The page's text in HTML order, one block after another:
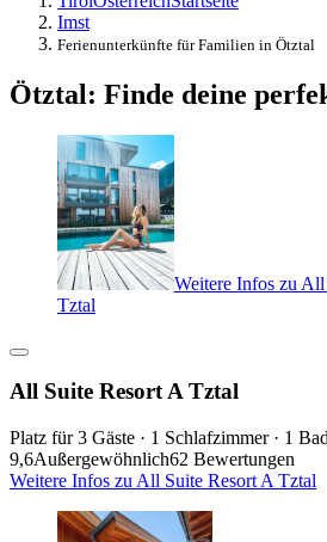
Imst
Ferienunterkünfte für Familien in Ötztal
Ötztal: Finde deine
Weitere Infos zu
Tztal
All Suite Resort A Tztal
Platz für 3 Gäste · 1 Schlafzimmer · 1
9,6Außergewöhnlich62 Bewertungen
Weitere Infos zu All Suite Resort A Tztal